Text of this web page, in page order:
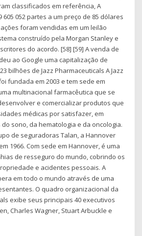
classificados em referência, A
052 partes a um preço de 85 dólares
foram vendidas em um leilão
construído pela Morgan Stanley e
do acordo. [58] [59] A venda de
ao Google uma capitalização de
bilhões de Jazz Pharmaceuticals A Jazz
fundada em 2003 e tem sede em
multinacional farmacêutica que se
e comercializar produtos que
médicas por satisfazer, em
sono, da hematologia e da oncologia.
de seguradoras Talan, a Hannover
1966. Com sede em Hannover, é uma
de resseguro do mundo, cobrindo os
e acidentes pessoais. A
em todo o mundo através de uma
O quadro organizacional da
exibe seus principais 40 executivos
Charles Wagner, Stuart Arbuckle e